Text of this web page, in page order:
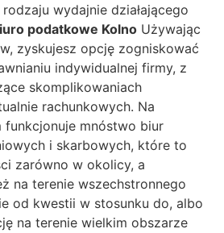
wydajnie działającego
podatkowe Kolno Używając
zyskujesz opcję zogniskować
indywidualnej firmy, z
skomplikowaniach
rachunkowych. Na
mnóstwo biur
i skarbowych, które to
zarówno w okolicy, a
na terenie wszechstronnego
od kwestii w stosunku do, albo
na terenie wielkim obszarze